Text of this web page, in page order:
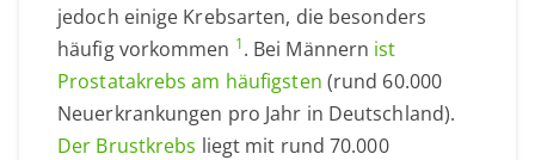
jedoch einige Krebsarten, die besonders
häufig vorkommen 1. Bei Männern ist
Prostatakrebs am häufigsten (rund 60.000
Neuerkrankungen pro Jahr in Deutschland).
Der Brustkrebs liegt mit rund 70.000